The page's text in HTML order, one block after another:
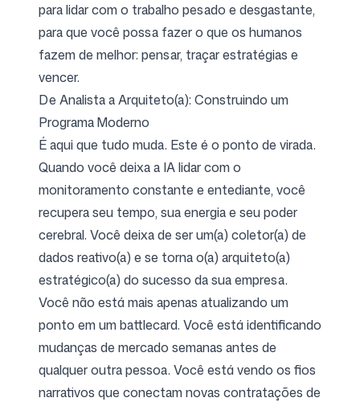
para lidar com o trabalho pesado e desgastante,
para que você possa fazer o que os humanos
fazem de melhor: pensar, traçar estratégias e
vencer.
De Analista a Arquiteto(a): Construindo um
Programa Moderno
É aqui que tudo muda. Este é o ponto de virada.
Quando você deixa a IA lidar com o
monitoramento constante e entediante, você
recupera seu tempo, sua energia e seu poder
cerebral. Você deixa de ser um(a) coletor(a) de
dados reativo(a) e se torna o(a) arquiteto(a)
estratégico(a) do sucesso da sua empresa.
Você não está mais apenas atualizando um
ponto em um battlecard. Você está identificando
mudanças de mercado semanas antes de
qualquer outra pessoa. Você está vendo os fios
narrativos que conectam novas contratações de